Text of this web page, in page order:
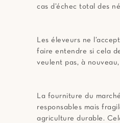
cas d’échec total des
Les éleveurs ne
faire entendre si cela
veulent pas, à
La fourniture du
responsables mais
agriculture durable.